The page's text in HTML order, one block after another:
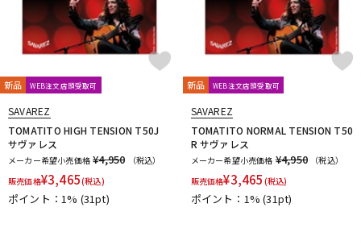
新品 WEB注文店頭受取可
SAVAREZ
TOMATITO HIGH TENSION T50J
サヴァレス
メーカー希望小売価格 ¥4,950
（税込）
販売価格¥3,465(税込)
ポイント：1% (31pt)
新品 WEB注文店頭受取可
SAVAREZ
TOMATITO NORMAL TENSION T50
R サヴァレス
メーカー希望小売価格 ¥4,950
（税込）
販売価格¥3,465 (税込)
ポイント：1%(31pt)